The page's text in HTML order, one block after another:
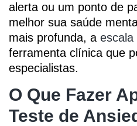
alerta ou um ponto de
melhor sua saúde
mais profunda, a escala
ferramenta clínica que
especialistas.
O Que Fazer
Teste de